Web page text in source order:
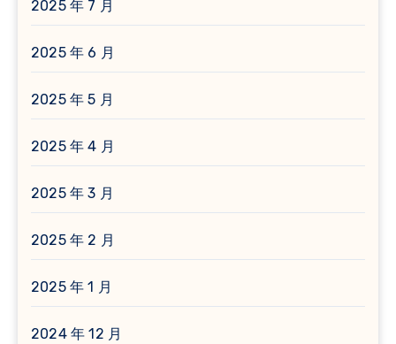
2025 年 7 月
2025 年 6 月
2025 年 5 月
2025 年 4 月
2025 年 3 月
2025 年 2 月
2025 年 1 月
2024 年 12 月